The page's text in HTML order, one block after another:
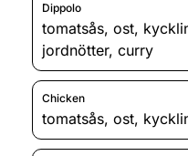
Dippolo
tomatsås, ost,
jordnötter, curry
Chicken
tomatsås, ost,